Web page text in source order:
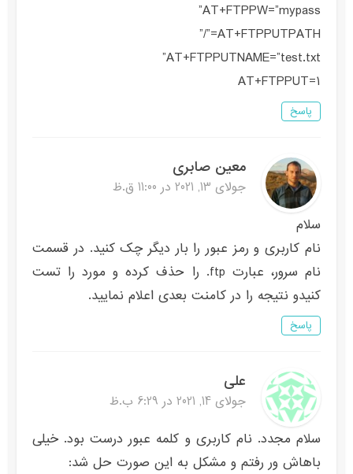
AT+FTPPW=”mypass”
AT+FTPPUTPATH=”/”
AT+FTPPUTNAME=”test.txt”
AT+FTPPUT=1
پاسخ
معین صابری
جولای 13, 2021 در 11:00 ق.ظ
سلام
نام کاربری و رمز عبور را بار دیگر چک کنید. در قسمت
نام سرور، عبارت ftp. را حذف کرده و مورد را تست
کنیدو نتیجه را در کامنت بعدی اعلام نمایید.
پاسخ
علی
جولای 14, 2021 در 6:29 ب.ظ
سلام مجدد. نام کاربری و کلمه عبور درست بود. خیلی
باهاش ور رفتم و مشکل به این صورت حل شد: